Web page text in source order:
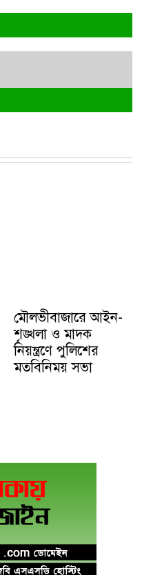
মৌলভীবাজারে আইন-
শৃঙ্খলা ও মাদক
নিয়ন্ত্রণে পুলিশের
মতবিনিময় সভা